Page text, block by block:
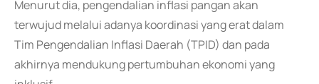
Menurut dia, pengendalian inflasi pangan akan
terwujud melalui adanya koordinasi yang erat dalam
Tim Pengendalian Inflasi Daerah (TPID) dan pada
akhirnya mendukung pertumbuhan ekonomi yang